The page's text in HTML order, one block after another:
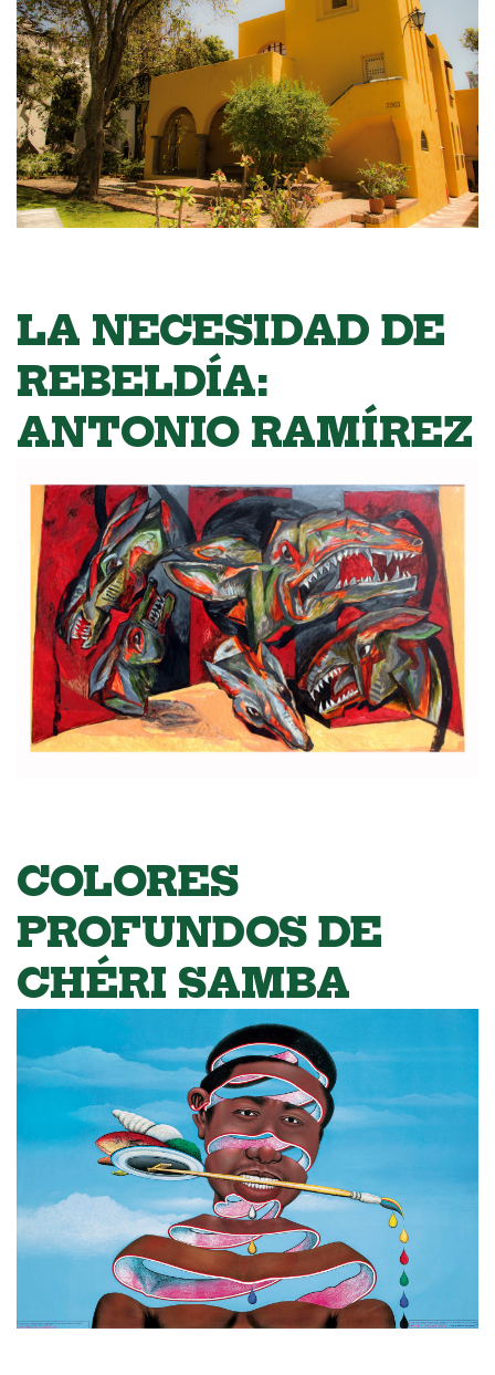
LA NECESIDAD DE
REBELDÍA:
ANTONIO RAMÍREZ
COLORES
PROFUNDOS DE
CHÉRI SAMBA